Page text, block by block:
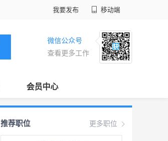
我要发布 移动端
微信公众号
查看更多工作
会员中心
更多职位
推荐职位